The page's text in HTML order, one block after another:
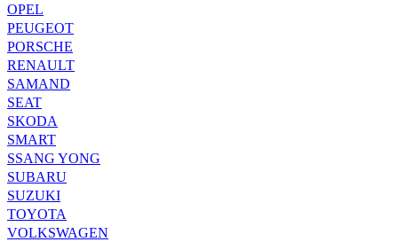
OPEL
PEUGEOT
PORSCHE
RENAULT
SAMAND
SEAT
SKODA
SMART
SSANG YONG
SUBARU
SUZUKI
TOYOTA
VOLKSWAGEN